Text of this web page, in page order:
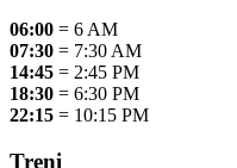
06:00 = 6 AM
07:30 = 7:30 AM
14:45 = 2:45 PM
18:30 = 6:30 PM
22:15 = 10:15 PM
Treni